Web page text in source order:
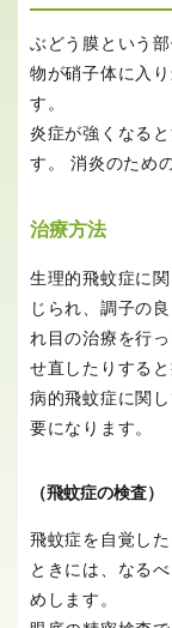
ぶどう膜という
物が硝子体に入
す。
炎症が強くなる
す。 消炎のため
治療方法
生理的飛蚊症に
じられ、調子の
れ目の治療を行
せ直したりする
病的飛蚊症に関
要になります。
（飛蚊症の検査）
飛蚊症を自覚し
ときには、なる
めします。